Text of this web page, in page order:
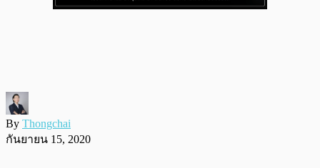
By Thongchai
กันยายน 15, 2020